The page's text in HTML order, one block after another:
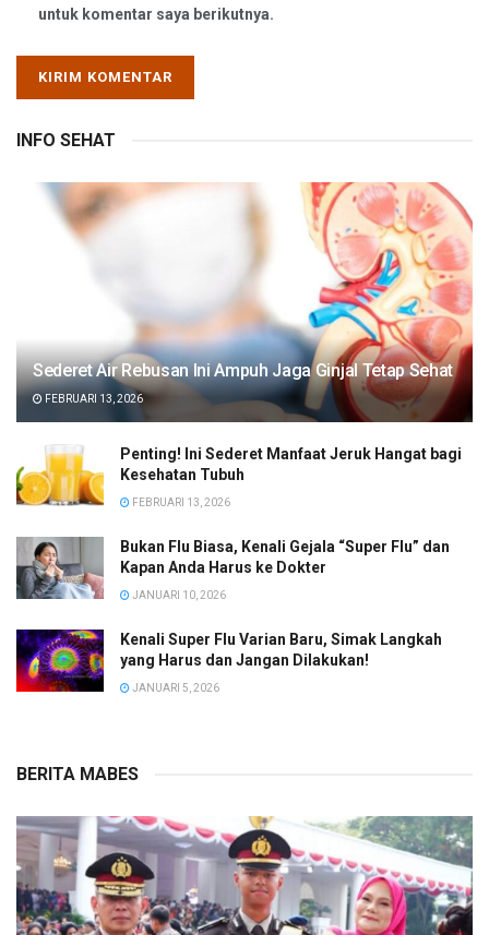
untuk komentar saya berikutnya.
INFO SEHAT
Sederet Air Rebusan Ini Ampuh Jaga Ginjal Tetap Sehat
FEBRUARI 13, 2026
Penting! Ini Sederet Manfaat Jeruk Hangat bagi
Kesehatan Tubuh
FEBRUARI 13, 2026
Bukan Flu Biasa, Kenali Gejala “Super Flu” dan
Kapan Anda Harus ke Dokter
JANUARI 10, 2026
Kenali Super Flu Varian Baru, Simak Langkah
yang Harus dan Jangan Dilakukan!
JANUARI 5, 2026
BERITA MABES